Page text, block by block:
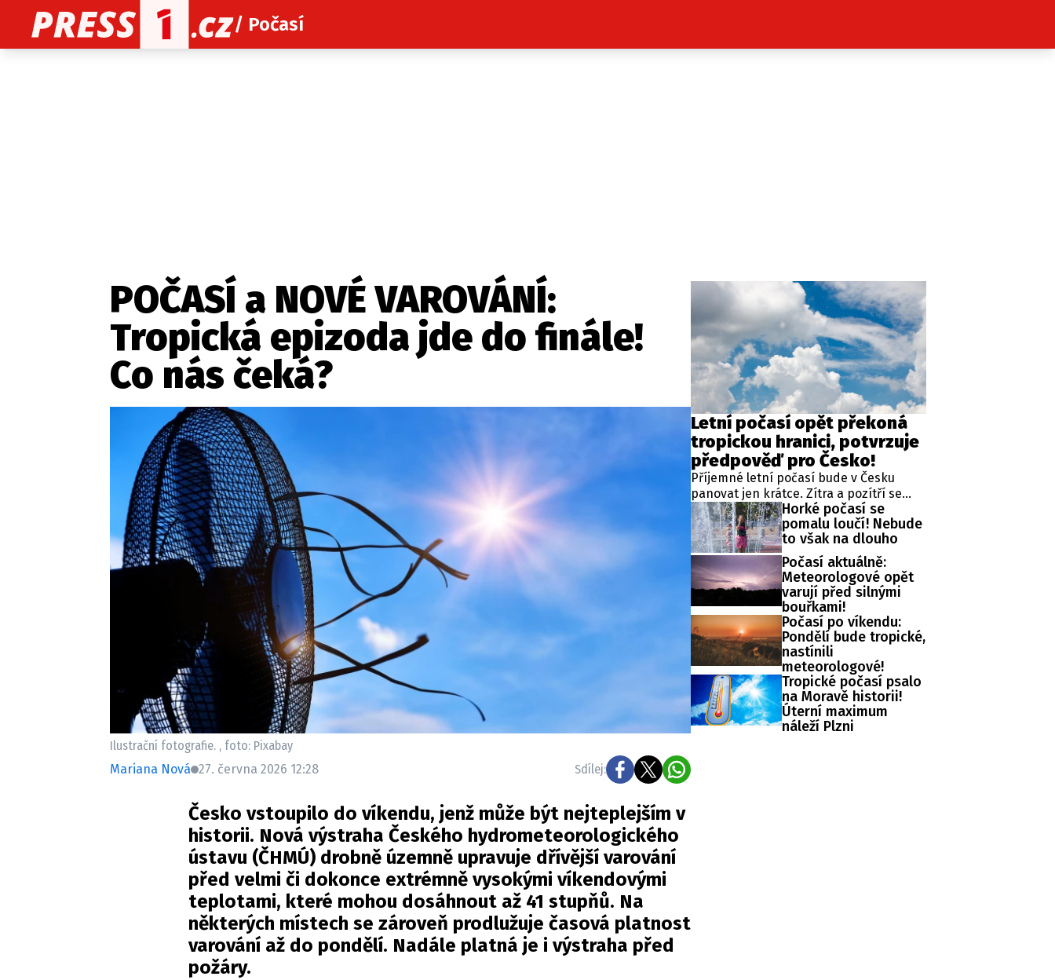
/ Počasí
Nejlepší z vás odměníme
POČASÍ a NOVÉ VAROVÁNÍ:
Tropická epizoda jde do finále!
Co nás čeká?
Ilustrační fotografie. , foto: Pixabay
Mariana Nová 27. června 2026 12:28 Sdílej:
Česko vstoupilo do víkendu, jenž může být nejteplejším v
historii. Nová výstraha Českého hydrometeorologického
ústavu (ČHMÚ) drobně územně upravuje dřívější varování
před velmi či dokonce extrémně vysokými víkendovými
teplotami, které mohou dosáhnout až 41 stupňů. Na
některých místech se zároveň prodlužuje časová platnost
varování až do pondělí. Nadále platná je i výstraha před
požáry.
Letní počasí opět překoná
tropickou hranici, potvrzuje
předpověď pro Česko!
Příjemné letní počasí bude v Česku
panovat jen krátce. Zítra a pozítří se
teploty vrátí na normální hodnoty, ale již
v neděli má být opět výrazně přes 30
stupňů. Upozornil na to Český
hydrometeorologický ústav (ČHMÚ).
Horké počasí se
pomalu loučí! Nebude
to však na dlouho
Počasí aktuálně:
Meteorologové opět
varují před silnými
bouřkami!
Počasí po víkendu:
Pondělí bude tropické,
nastínili
meteorologové!
Tropické počasí psalo
na Moravě historii!
Úterní maximum
náleží Plzni